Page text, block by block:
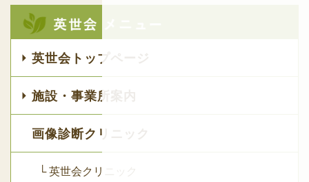
英世会トップページ
施設・事業所案内
画像診断クリニック
└ 英世会クリニック